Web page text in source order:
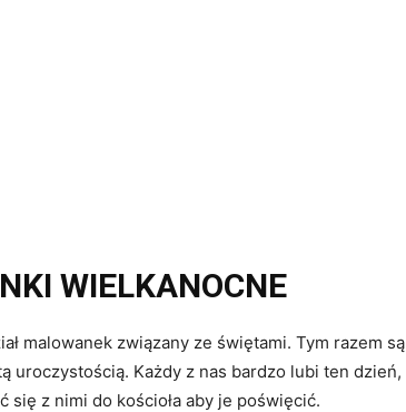
WIELKANOCNE
malowanek związany ze świętami. Tym razem
uroczystością. Każdy z nas bardzo lubi ten
się z nimi do kościoła aby je poświęcić.